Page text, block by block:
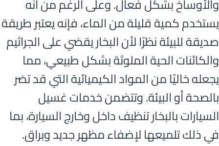
والأوساخ بشكل فعال. وعلى الرغم من أنه
يستخدم كمية قليلة من الماء، فإنه يعتبر طريقة
صديقة للبيئة نظرًا لأن البخار يقضي على الجراثيم
والكائنات الحية الملوثة بشكل طبيعي، مما
يجعله خاليًا من المواد الكيميائية التي قد تضر
بالصحة أو البيئة. وتتضمن خدمات غسيل
السيارات بالبخار تنظيف داخل وخارج السيارة، بما
في ذلك تلميعها لإضفاء مظهر جديد وبراق.